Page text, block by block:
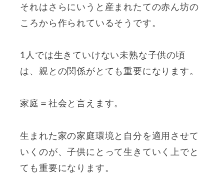
それはさらにいうと産まれたての赤ん坊の
ころから作られているそうです。
1人では生きていけない未熟な子供の頃
は、親との関係がとても重要になります。
家庭＝社会と言えます。
生まれた家の家庭環境と自分を適用させて
いくのが、子供にとって生きていく上でと
ても重要になります。